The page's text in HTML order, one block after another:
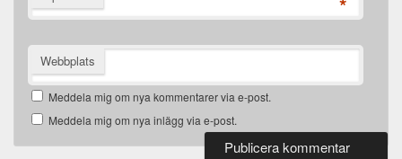
Webbplats
Meddela mig om nya kommentarer via e-post.
Meddela mig om nya inlägg via e-post.